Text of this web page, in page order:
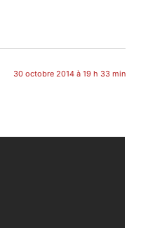
30 octobre 2014 à 19 h 33 min